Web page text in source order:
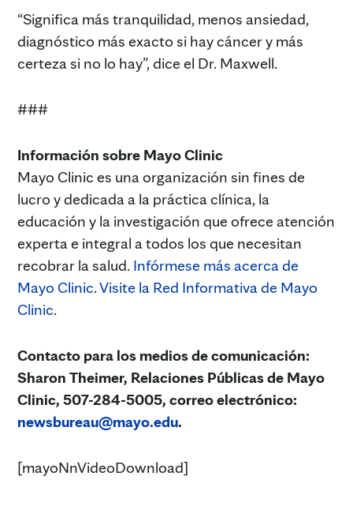
“Significa más tranquilidad, menos ansiedad,
diagnóstico más exacto si hay cáncer y más
certeza si no lo hay”, dice el Dr. Maxwell.
###
Información sobre Mayo Clinic
Mayo Clinic es una organización sin fines de
lucro y dedicada a la práctica clínica, la
educación y la investigación que ofrece atención
experta e integral a todos los que necesitan
recobrar la salud. Infórmese más acerca de
Mayo Clinic.Visite la Red Informativa de Mayo
Clinic.
Contacto para los medios de comunicación:
Sharon Theimer, Relaciones Públicas de Mayo
Clinic, 507-284-5005, correo electrónico:
newsbureau@mayo.edu.
[mayoNnVideoDownload]